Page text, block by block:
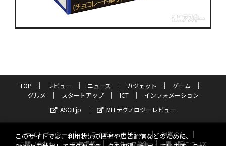
TOP レビュー ニュース ガジェット
ゲーム
グルメ
スタートアップ ICT
インフォメーション
ASCII.jp
MITテクノロジーレビュー
サイトポリシー プライバシーポリシー
運営会社
お問い合わせ
広告掲載 スタッフ募集 電子版について
このサイトでは、利用状況の把握や広告配信などのために、